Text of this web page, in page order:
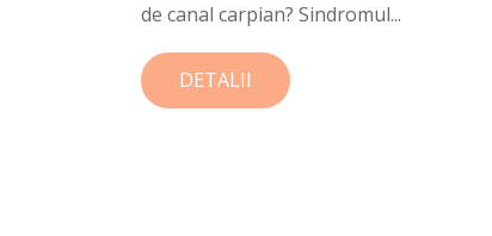
de canal carpian? Sindromul...
DETALII